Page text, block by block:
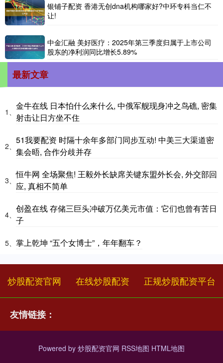
银铺子配资 香港无创dna机构哪家好?中环专科当仁不
让!
中金汇融 美好医疗：2025年第三季度归属于上市公司
股东的净利润同比增长5.89%
最新文章
1、
金牛在线 日本怕什么来什么, 中俄军舰现身冲之鸟礁, 密集
射击让日方坐不住
2、
51我要配资 时隔十余年多部门同步互动! 中美三大渠道密
集会晤, 合作分歧并存
3、
恒牛网 全场聚焦! 王毅外长缺席关键东盟外长会, 外交部回
应, 真相不简单
4、
创盈在线 存储三巨头冲破万亿美元市值：它们也曾有苦日
子
5、 掌上乾坤 “五个女博士”，年年翻车？
炒股配资官网 在线炒股配资 正规炒股配资平台
友情链接：
Powered by 炒股配资官网 RSS地图 HTML地图